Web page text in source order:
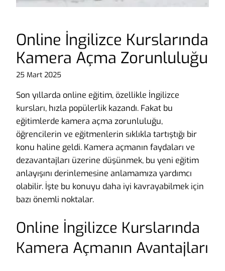
Online İngilizce Kurslarında
Kamera Açma Zorunluluğu
25 Mart 2025
Son yıllarda online eğitim, özellikle İngilizce
kursları, hızla popülerlik kazandı. Fakat bu
eğitimlerde kamera açma zorunluluğu,
öğrencilerin ve eğitmenlerin sıklıkla tartıştığı bir
konu haline geldi. Kamera açmanın faydaları ve
dezavantajları üzerine düşünmek, bu yeni eğitim
anlayışını derinlemesine anlamamıza yardımcı
olabilir. İşte bu konuyu daha iyi kavrayabilmek için
bazı önemli noktalar.
Online İngilizce Kurslarında
Kamera Açmanın Avantajları